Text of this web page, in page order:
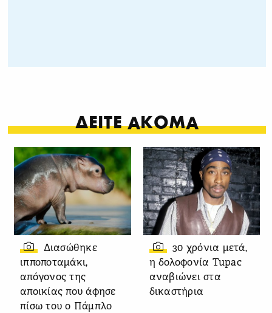
ΔΕΙΤΕ ΑΚΟΜΑ
Διασώθηκε
ιπποποταμάκι,
απόγονος της
αποικίας που άφησε
πίσω του ο Πάμπλο
30 χρόνια μετά,
η δολοφονία Tupac
αναβιώνει στα
δικαστήρια